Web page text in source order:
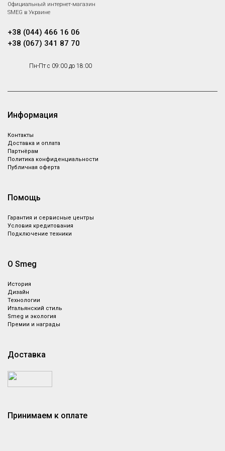
Мойка 1 + 1/2 чаша с крышкой,
ультранизкий профиль,
оборачиваемая
Под заказ
Официальный интернет-магазин
SMEG в Украине
+38 (044) 466 16 06
+38 (067) 341 87 70
Пн-Пт с 09:00 до 18:00
Информация
Контакты
Доставка и оплата
Партнёрам
Политика конфиденциальности
Публичная оферта
Помощь
Гарантия и сервисные центры
Условия кредитования
Подключение техники
О Smeg
История
Дизайн
Технологии
Итальянский стиль
Smeg и экология
Премии и награды
Доставка
Принимаем к оплате